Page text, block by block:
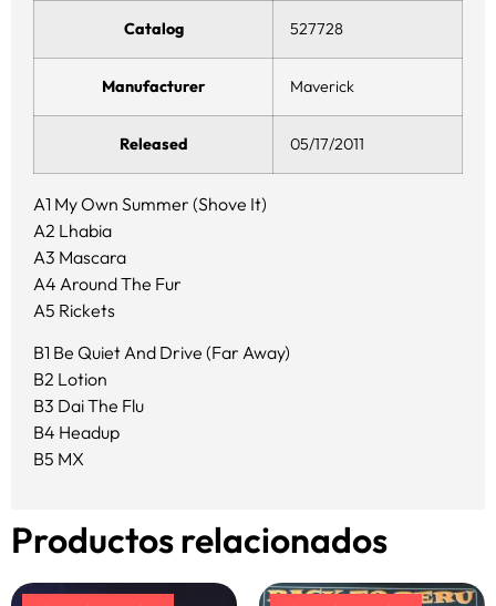
Catalog 527728
Manufacturer Maverick
Released 05/17/2011
A1 My Own Summer (Shove It)
A2 Lhabia
A3 Mascara
A4 Around The Fur
A5 Rickets
B1 Be Quiet And Drive (Far Away)
B2 Lotion
B3 Dai The Flu
B4 Headup
B5 MX
Productos relacionados